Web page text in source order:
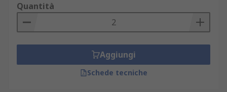
Quantità
Aggiungi
Schede tecniche